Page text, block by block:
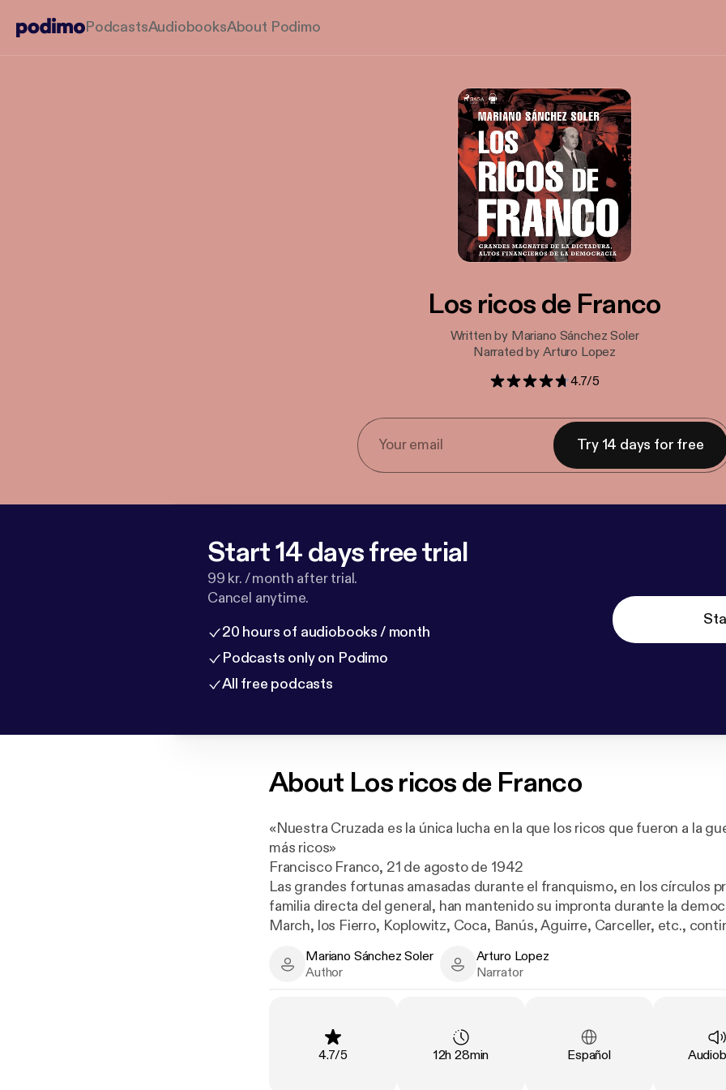
PodcastsAudiobooksAbout Podimo
Los ricos de Franco
Written by Mariano Sánchez Soler
Narrated by Arturo Lopez
4.7/5
Try 14 days for free
Start 14 days free trial
99 kr. / month after trial.
Cancel anytime.
20 hours of audiobooks / month
Podcasts only on Podimo
All free podcasts
About Los ricos de Franco
«Nuestra Cruzada es la única lucha en la que los ricos que fueron a la
más ricos»
Francisco Franco, 21 de agosto de 1942
Las grandes fortunas amasadas durante el franquismo, en los círculos
familia directa del general, han mantenido su impronta durante la
March, los Fierro, Koplowitz, Coca, Banús, Aguirre, Carceller, etc.,
En cuanto soplaron los vientos de la democracia, la mayoría no dudó en
aquellos jerifaltes tienen un papel dirigente en nuestra sociedad. Desde
empresarios: Alberto Cortina, Juan Abelló, José Meliá…hasta llegar a
Mariano Sánchez Soler - Author
Mariano Sánchez Soler
Author
Arturo Lopez - Narrator
Arturo Lopez
Narrator
Rating
4.7/5 Duration:
12h 28min Language
Español Type: